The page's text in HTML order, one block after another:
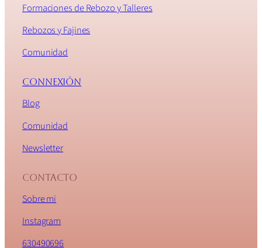
Formaciones de Rebozo y Talleres
Rebozos y Fajines
Comunidad
connexión
Blog
Comunidad
Newsletter
Contacto
Sobre mi
Instagram
630490696